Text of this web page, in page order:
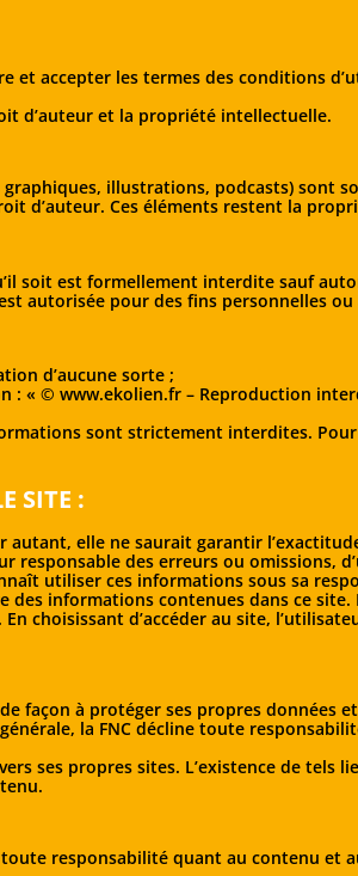
et accepter les termes des conditions
d’auteur et la propriété intellectuelle.
illustrations, podcasts) sont
d’auteur. Ces éléments restent la
soit est formellement interdite sauf
autorisée pour des fins personnelles ou
d’aucune sorte ;
: « © www.ekolien.fr – Reproduction
sont strictement interdites. Pour
SITE :
autant, elle ne saurait garantir
responsable des erreurs ou omissions,
utiliser ces informations sous sa
des informations contenues dans ce site.
choisissant d’accéder au site,
façon à protéger ses propres données
la FNC décline toute
ses propres sites. L’existence de tels
toute responsabilité quant au contenu et